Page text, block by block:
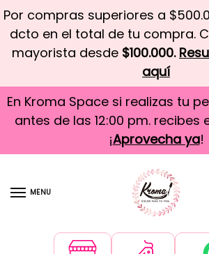
Por compras superiores a
dcto en el total de tu compra.
mayorista desde $100.000.
aquí
En Kroma Space si realizas tu
antes de las 12:00 pm. recibes
¡Aprovecha ya!
MENU